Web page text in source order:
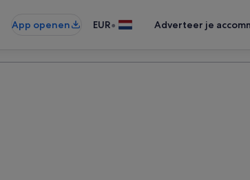
App openen EUR• Adverteer je